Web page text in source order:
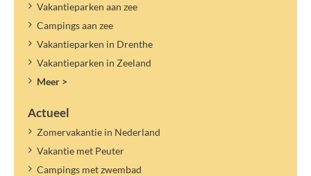
Vakantieparken aan zee
Campings aan zee
Vakantieparken in Drenthe
Vakantieparken in Zeeland
Meer >
Actueel
Zomervakantie in Nederland
Vakantie met Peuter
Campings met zwembad